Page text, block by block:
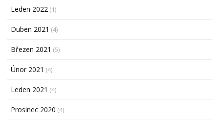
Leden 2022 (1)
Duben 2021 (4)
Březen 2021 (5)
Únor 2021 (4)
Leden 2021 (4)
Prosinec 2020 (4)